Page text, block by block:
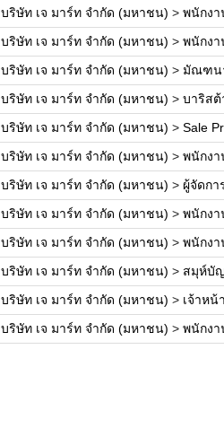
บริษัท เจ มาร์ท จำกัด (มหาชน) > พนักงา
บริษัท เจ มาร์ท จำกัด (มหาชน) > พนักง
บริษัท เจ มาร์ท จำกัด (มหาชน) > มัณฑนา
บริษัท เจ มาร์ท จำกัด (มหาชน) > บาริสต้
บริษัท เจ มาร์ท จำกัด (มหาชน) > Sale
บริษัท เจ มาร์ท จำกัด (มหาชน) > พนักงา
บริษัท เจ มาร์ท จำกัด (มหาชน) > ผู้จัดกา
บริษัท เจ มาร์ท จำกัด (มหาชน) > พนักงา
บริษัท เจ มาร์ท จำกัด (มหาชน) > พนักง
บริษัท เจ มาร์ท จำกัด (มหาชน) > สมุห์บั
บริษัท เจ มาร์ท จำกัด (มหาชน) > เจ้าหน้
บริษัท เจ มาร์ท จำกัด (มหาชน) > พนักงา